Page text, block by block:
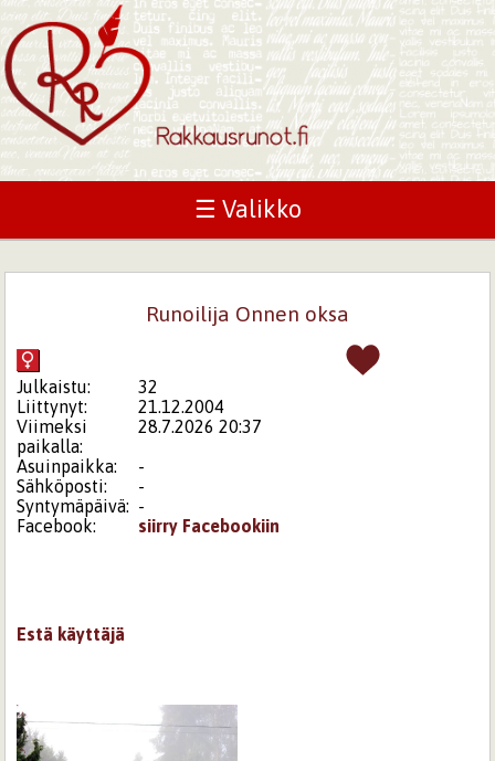
☰ Valikko
Runoilija Onnen oksa
Julkaistu:
32
Liittynyt:
21.12.2004
Viimeksi
paikalla:
28.7.2026 20:37
Asuinpaikka:
-
Sähköposti:
-
Syntymäpäivä: -
Facebook:
siirry Facebookiin
Estä käyttäjä